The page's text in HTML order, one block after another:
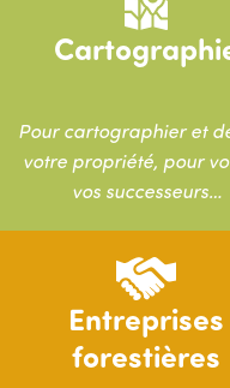
Pour cartographier et
votre propriété, pour
vos successeurs…
Entreprises
forestières